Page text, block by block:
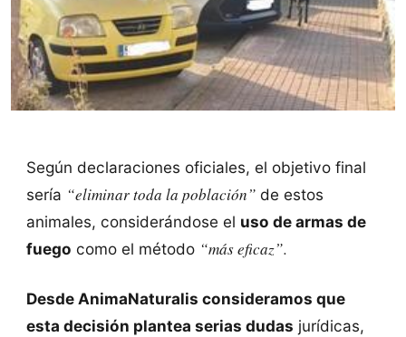
Según declaraciones oficiales, el objetivo final
sería “eliminar toda la población” de estos
animales, considerándose el uso de armas de
fuego como el método “más eficaz”.
Desde AnimaNaturalis consideramos que
esta decisión plantea serias dudas jurídicas,